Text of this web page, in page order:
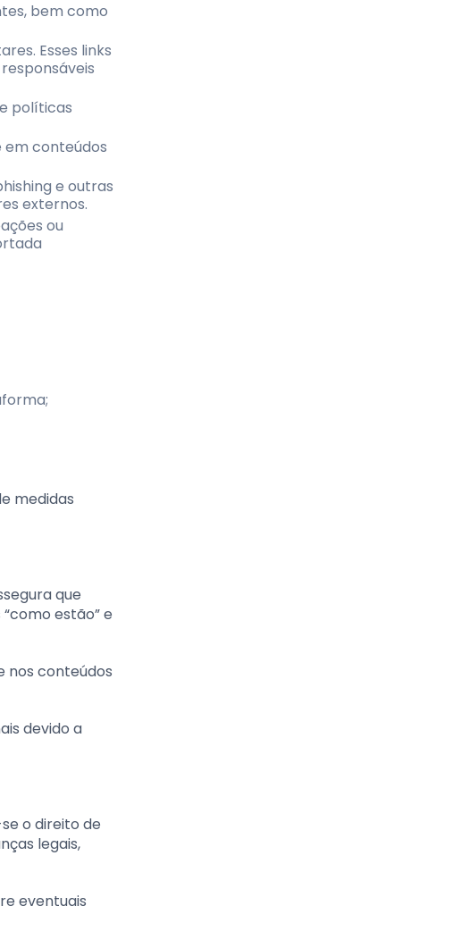
bem como
Esses links
políticas
em conteúdos
e outras
externos.
ou
medidas
que
estão” e
nos conteúdos
devido a
o direito de
legais,
eventuais